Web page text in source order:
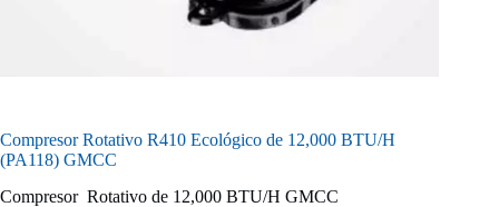
Compresor Rotativo R410 Ecológico de 12,000 BTU/H
(PA118) GMCC
Compresor Rotativo de 12,000 BTU/H GMCC